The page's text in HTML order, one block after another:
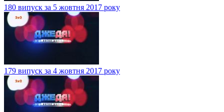
180 випуск за 5 жовтня 2017 року
179 випуск за 4 жовтня 2017 року